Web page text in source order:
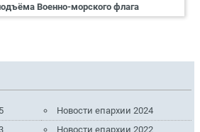
Военно-морского флага
Новости епархии 2024
Новости епархии 2022